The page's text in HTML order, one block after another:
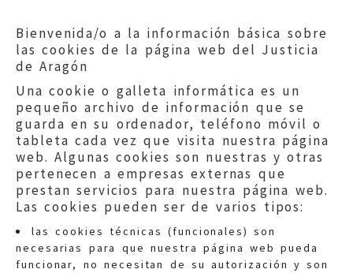
Bienvenida/o a la información básica sobre
las cookies de la página web del Justicia
de Aragón
Una cookie o galleta informática es un
pequeño archivo de información que se
guarda en su ordenador, teléfono móvil o
tableta cada vez que visita nuestra página
web. Algunas cookies son nuestras y otras
pertenecen a empresas externas que
prestan servicios para nuestra página web.
Las cookies pueden ser de varios tipos:
las cookies técnicas (funcionales) son
necesarias para que nuestra página web pueda
funcionar, no necesitan de su autorización y son